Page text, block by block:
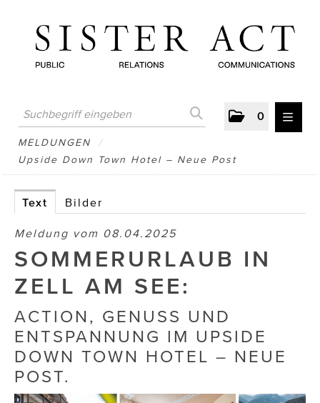
0
MELDUNGEN
ATELIER FĒ.
BERTRAMS
BewusstSchein
Brigitta Nemeth Art
CUBE
Dominic Marcus Singer
MELDUNGEN
/
Upside Down Town Hotel – Neue Post
Text Bilder
Meldung vom 08.04.2025
SOMMERURLAUB IN
ZELL AM SEE:
ACTION, GENUSS UND
ENTSPANNUNG IM UPSIDE
DOWN TOWN HOTEL – NEUE
POST.